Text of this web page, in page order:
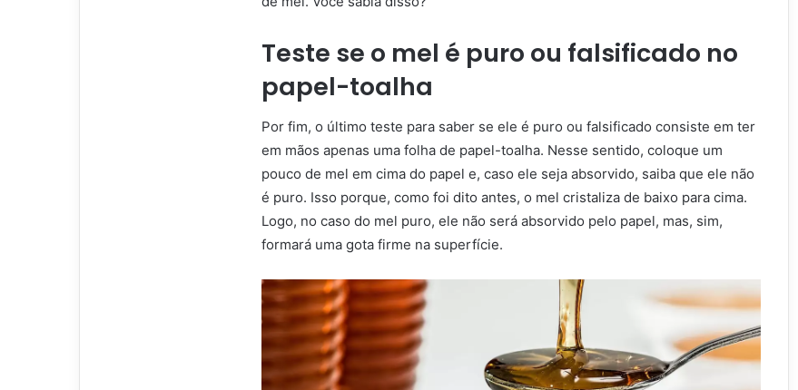
Teste se o mel é puro ou falsificado no
papel-toalha
Por fim, o último teste para saber se ele é puro ou falsificado consiste em ter
em mãos apenas uma folha de papel-toalha. Nesse sentido, coloque um
pouco de mel em cima do papel e, caso ele seja absorvido, saiba que ele não
é puro. Isso porque, como foi dito antes, o mel cristaliza de baixo para cima.
Logo, no caso do mel puro, ele não será absorvido pelo papel, mas, sim,
formará uma gota firme na superfície.